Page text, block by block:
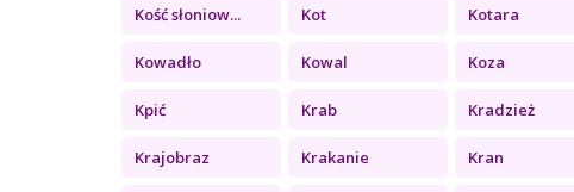
Kość słoniow... Kot Kotara
Kowadło Kowal Koza
Kpić Krab Kradzież
Krajobraz Krakanie Kran